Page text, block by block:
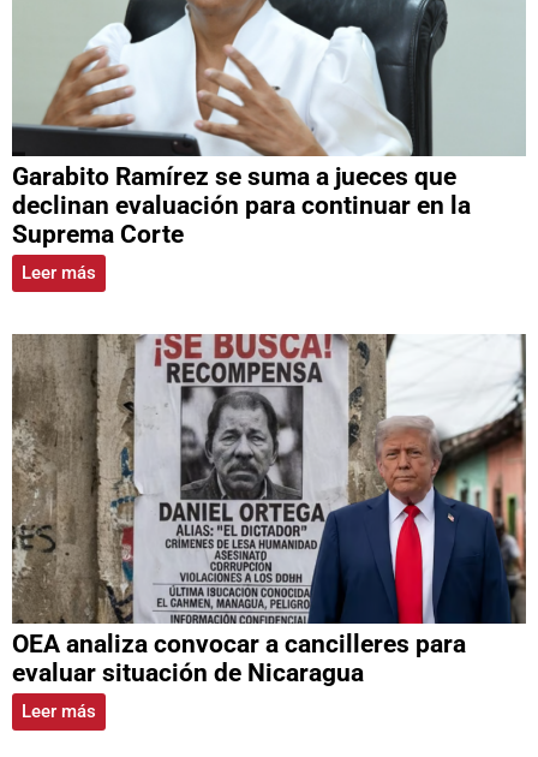
Garabito Ramírez se suma a jueces que
declinan evaluación para continuar en la
Suprema Corte
Leer más
OEA analiza convocar a cancilleres para
evaluar situación de Nicaragua
Leer más